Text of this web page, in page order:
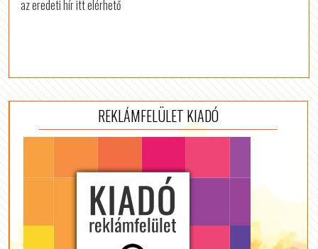
az eredeti hír itt elérhető
REKLÁMFELÜLET KIADÓ